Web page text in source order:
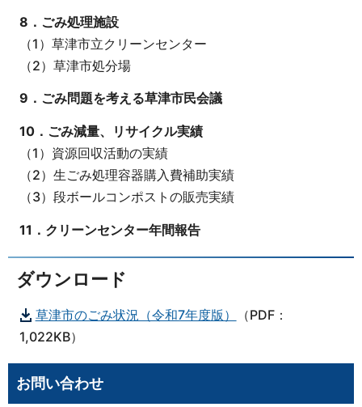
8．ごみ処理施設
（1）草津市立クリーンセンター
（2）草津市処分場
9．ごみ問題を考える草津市民会議
10．ごみ減量、リサイクル実績
（1）資源回収活動の実績
（2）生ごみ処理容器購入費補助実績
（3）段ボールコンポストの販売実績
11．クリーンセンター年間報告
ダウンロード
草津市のごみ状況（令和7年度版）
（PDF：
1,022KB）
お問い合わせ